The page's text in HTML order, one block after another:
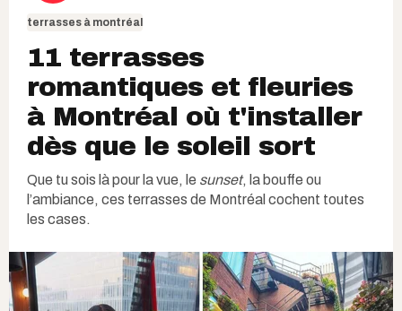
terrasses à montréal
11 terrasses
romantiques et fleuries
à Montréal où t'installer
dès que le soleil sort
Que tu sois là pour la vue, le sunset, la bouffe ou
l’ambiance, ces terrasses de Montréal cochent toutes
les cases.